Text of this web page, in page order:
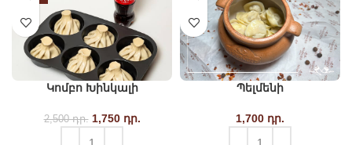
Կոմբո Խինկալի
2,500դր.
Original price
1,750դր.
Պելմենի
1,700 դր.